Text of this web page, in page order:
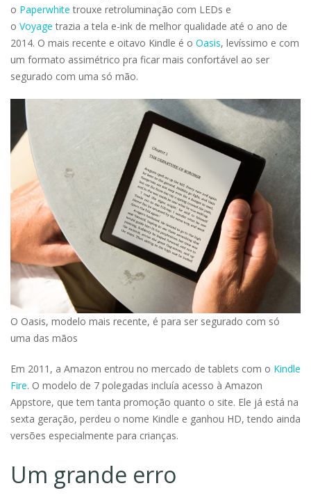
o Paperwhite trouxe retroluminação com LEDs e
o Voyage trazia a tela e-ink de melhor qualidade até o ano de
2014. O mais recente e oitavo Kindle é o Oasis, levíssimo e com
um formato assimétrico pra ficar mais confortável ao ser
segurado com uma só mão.
O Oasis, modelo mais recente, é para ser segurado com só
uma das mãos
Em 2011, a Amazon entrou no mercado de tablets com o Kindle
Fire. O modelo de 7 polegadas incluía acesso à Amazon
Appstore, que tem tanta promoção quanto o site. Ele já está na
sexta geração, perdeu o nome Kindle e ganhou HD, tendo ainda
versões especialmente para crianças.
Um grande erro